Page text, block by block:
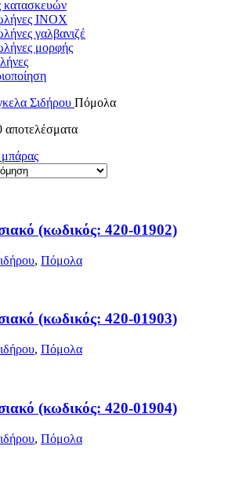
κατασκευών
INOX
γαλβανιζέ
μορφής
Σιδήρου Πόμολα
αποτελέσματα
(κωδικός: 420-01902)
, Πόμολα
(κωδικός: 420-01903)
, Πόμολα
(κωδικός: 420-01904)
, Πόμολα